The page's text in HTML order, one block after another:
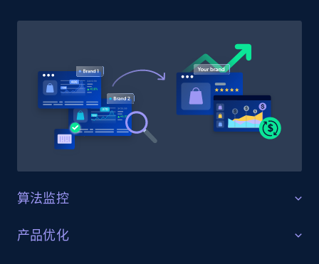
Sku, Product id, Product name, Manufacturer,
2.1K+ 352+ 立即开始
Home Depot US - Discovery products by
URL, Domain, Country code, Model number,
and more.
算法监控
针对算法变化进行优化
产品优化